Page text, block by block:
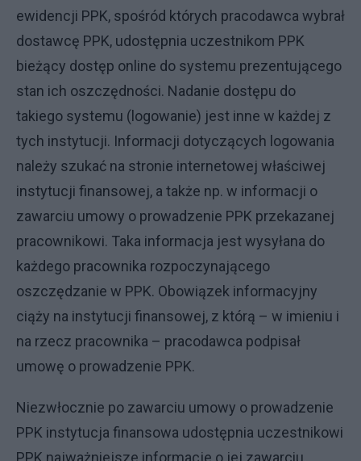
ewidencji PPK, spośród których pracodawca wybrał
dostawcę PPK, udostępnia uczestnikom PPK
bieżący dostęp online do systemu prezentującego
stan ich oszczędności. Nadanie dostępu do
takiego systemu (logowanie) jest inne w każdej z
tych instytucji. Informacji dotyczących logowania
należy szukać na stronie internetowej właściwej
instytucji finansowej, a także np. w informacji o
zawarciu umowy o prowadzenie PPK przekazanej
pracownikowi. Taka informacja jest wysyłana do
każdego pracownika rozpoczynającego
oszczędzanie w PPK. Obowiązek informacyjny
ciąży na instytucji finansowej, z którą – w imieniu i
na rzecz pracownika – pracodawca podpisał
umowę o prowadzenie PPK.
Niezwłocznie po zawarciu umowy o prowadzenie
PPK instytucja finansowa udostępnia uczestnikowi
PPK najważniejsze informacje o jej zawarciu.